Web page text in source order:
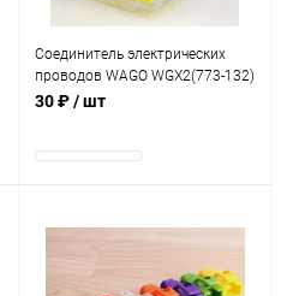
Соединитель электрических
проводов WAGO WGX2(773-132)
соединение 2 проводов 0.75-2.5
30 ₽/ шт